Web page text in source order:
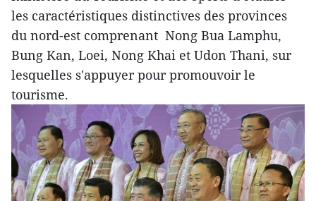
les caractéristiques distinctives des provinces
du nord-est comprenant Nong Bua Lamphu,
Bung Kan, Loei, Nong Khai et Udon Thani, sur
lesquelles s'appuyer pour promouvoir le
tourisme.